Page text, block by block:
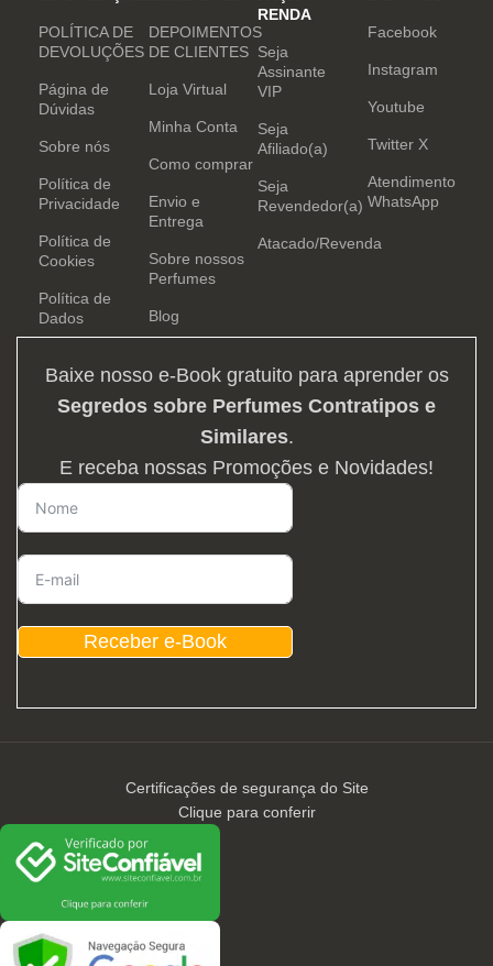
POLÍTICA DE
DEVOLUÇÕES
Página de
Dúvidas
Sobre nós
Política de
Privacidade
Política de
Cookies
Política de
Dados
DEPOIMENTOS
DE CLIENTES
Loja Virtual
Minha Conta
Como comprar
Envio e
Entrega
Sobre nossos
Perfumes
Blog
RENDA
Seja
Assinante
VIP
Seja
Afiliado(a)
Seja
Revendedor(a)
Atacado/Revenda
Facebook
Instagram
Youtube
Twitter X
Atendimento
WhatsApp
Baixe nosso e-Book gratuito para aprender os
Segredos sobre Perfumes Contratipos e
Similares.
E receba nossas Promoções e Novidades!
Receber e-Book
Certificações de segurança do Site
Clique para conferir